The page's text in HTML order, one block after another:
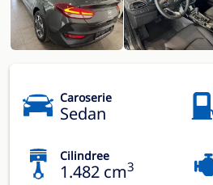
Caroserie
Sedan
Cilindree
1.482 cm3